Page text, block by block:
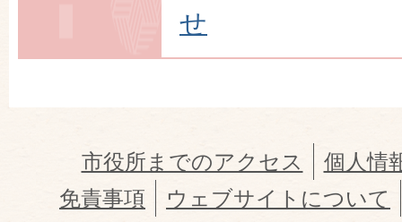
せ
市役所までのアクセス
個人情
免責事項
ウェブサイトについて